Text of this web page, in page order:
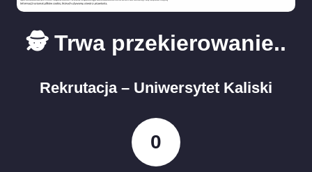
🕵️ Trwa przekierowanie..
Rekrutacja – Uniwersytet Kaliski
0